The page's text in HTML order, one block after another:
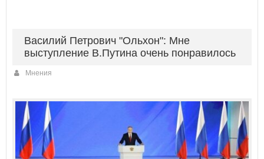
Василий Петрович "Ольхон": Мне
выступление В.Путина очень понравилось
Мнения